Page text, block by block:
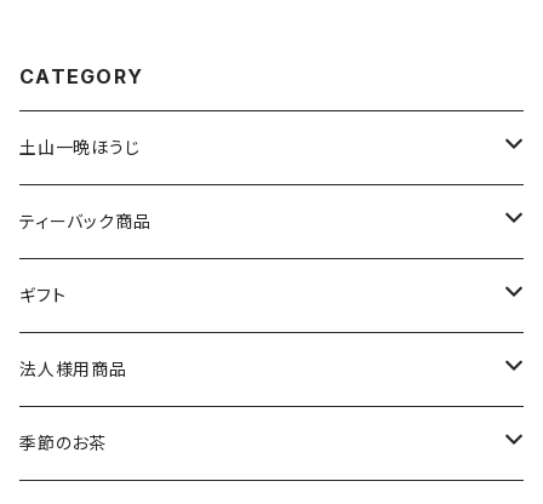
CATEGORY
土山一晩ほうじ
土山一晩ほうじ 木蘭（もくらん）
土山一晩ほうじ 路考（ろこう）
土山一晩ほうじフィナンシェ
ティーバック商品
緑茶のティーバック
和紅茶のティーバック
ほうじ茶のティーバック
ギフト
かぶせ茶
和紅茶とフィナンシェ
法人様用商品
微粉末かぶせ茶
季節のお茶